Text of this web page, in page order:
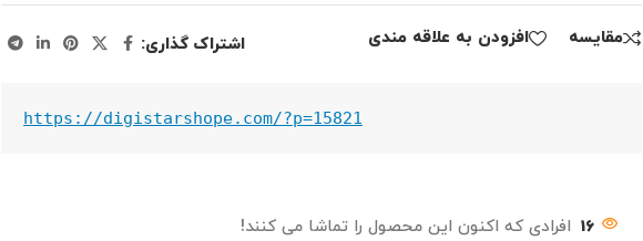
مقايسه افزودن به علاقه مندی اشتراک گذاری:
https://digistarshope.com/?p=15821
16 افرادی که اکنون این محصول را تماشا می کنند!